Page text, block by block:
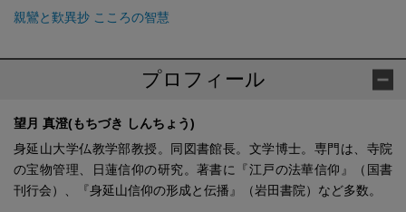
親鸞と歎異抄 こころの智慧
プロフィール
望月 真澄(もちづき しんちょう)
身延山大学仏教学部教授。同図書館長。文学博士。専門は、寺院
の宝物管理、日蓮信仰の研究。著書に『江戸の法華信仰』（国書
刊行会）、『身延山信仰の形成と伝播』（岩田書院）など多数。